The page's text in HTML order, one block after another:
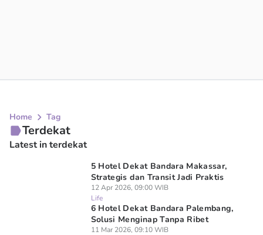
Home Tag
Terdekat
Latest in terdekat
5 Hotel Dekat Bandara Makassar,
Strategis dan Transit Jadi Praktis
12 Apr 2026, 09:00 WIB
Life
6 Hotel Dekat Bandara Palembang,
Solusi Menginap Tanpa Ribet
11 Mar 2026, 09:10 WIB